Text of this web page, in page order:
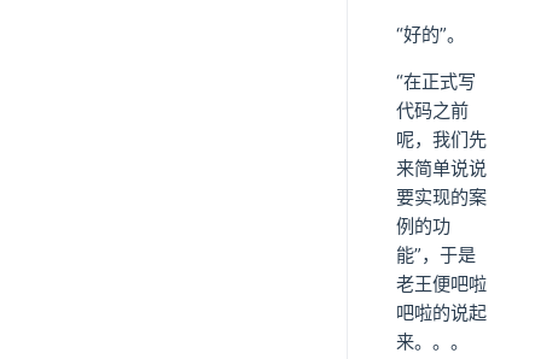
“好的”。
“在正式写
代码之前
呢，我们先
来简单说说
要实现的案
例的功
能”，于是
老王便吧啦
吧啦的说起
来。。。